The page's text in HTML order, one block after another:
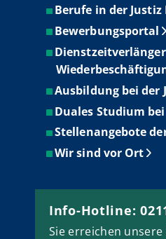
Berufe in der Justiz
Bewerbungsportal
Ausbildung bei der
Duales Studium
Stellenangebote
Wir sind vor Ort
Info-Hotline:
Sie erreichen